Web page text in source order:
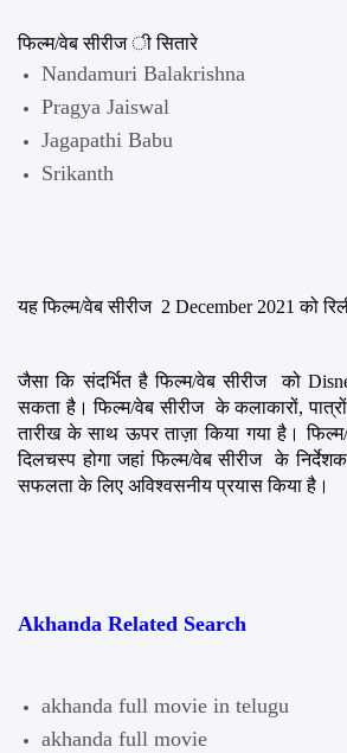
फिल्म/वेब सीरीज ी सितारे
Nandamuri Balakrishna
Pragya Jaiswal
Jagapathi Babu
Srikanth
यह फिल्म/वेब सीरीज  2 December 2021 को
जैसा कि संदर्भित है फिल्म/वेब सीरीज  को
सकता है। फिल्म/वेब सीरीज  के कलाकारों,
तारीख के साथ ऊपर ताज़ा किया गया है।
दिलचस्प होगा जहां फिल्म/वेब सीरीज  के
सफलता के लिए अविश्वसनीय प्रयास किया है।
Akhanda Related Search
akhanda full movie in telugu
akhanda full movie